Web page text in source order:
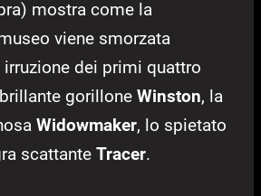
mostra come la
viene smorzata
irruzione dei primi quattro
gorillone Winston, la
Widowmaker, lo spietato
scattante Tracer.